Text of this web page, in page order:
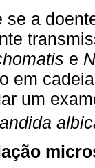
se a
e
em
um